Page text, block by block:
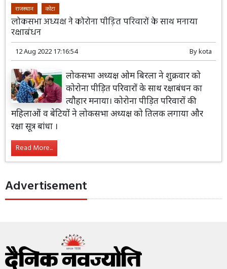
राजस्थान कोटा
लोकसभा अध्यक्ष ने कोरोना पीड़ित परिवारों के साथ मनाया
रक्षाबंधन
12 Aug 2022 17:16:54 Bykota
लोकसभा अध्यक्ष ओम बिरला ने शुक्रवार को
कोरोना पीड़ित परिवारों के साथ रक्षाबंधन का
त्यौहार मनाया। कोरोना पीड़ित परिवारों की
महिलाओं व बेटियों ने लोकसभा अध्यक्ष को तिलक लगाया और
रक्षा सूत्र बांधा ।
Read More...
Advertisement